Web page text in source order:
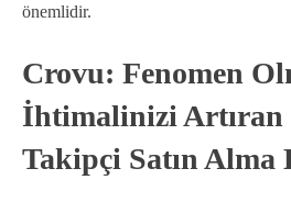
önemlidir.
Crovu: Fenomen
İhtimalinizi Artıran
Takipçi Satın Alma